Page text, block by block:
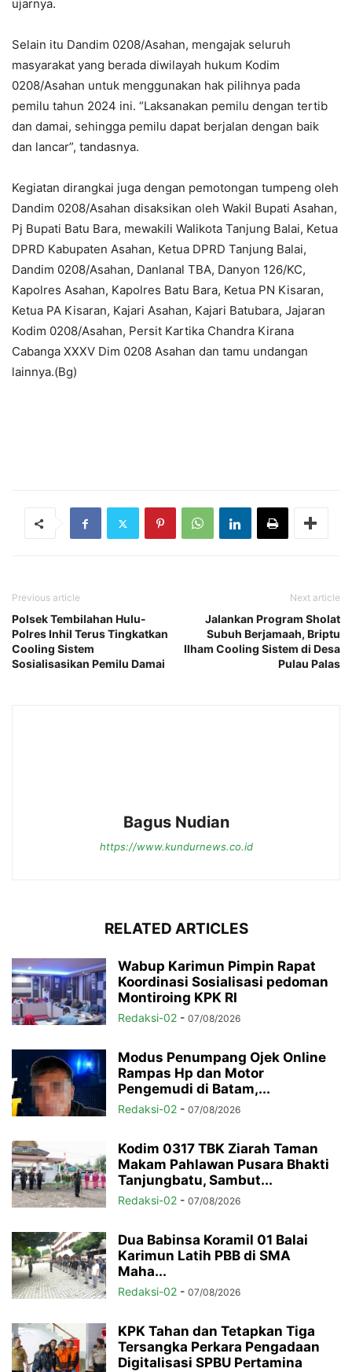
ujarnya.
Selain itu Dandim 0208/Asahan, mengajak seluruh
masyarakat yang berada diwilayah hukum Kodim
0208/Asahan untuk menggunakan hak pilihnya pada
pemilu tahun 2024 ini. “Laksanakan pemilu dengan tertib
dan damai, sehingga pemilu dapat berjalan dengan baik
dan lancar”, tandasnya.
Kegiatan dirangkai juga dengan pemotongan tumpeng oleh
Dandim 0208/Asahan disaksikan oleh Wakil Bupati Asahan,
Pj Bupati Batu Bara, mewakili Walikota Tanjung Balai, Ketua
DPRD Kabupaten Asahan, Ketua DPRD Tanjung Balai,
Dandim 0208/Asahan, Danlanal TBA, Danyon 126/KC,
Kapolres Asahan, Kapolres Batu Bara, Ketua PN Kisaran,
Ketua PA Kisaran, Kajari Asahan, Kajari Batubara, Jajaran
Kodim 0208/Asahan, Persit Kartika Chandra Kirana
Cabanga XXXV Dim 0208 Asahan dan tamu undangan
lainnya.(Bg)
Previous article
Polsek Tembilahan Hulu-
Polres Inhil Terus Tingkatkan
Cooling Sistem
Sosialisasikan Pemilu Damai
Next article
Jalankan Program Sholat
Subuh Berjamaah, Briptu
Ilham Cooling Sistem di Desa
Pulau Palas
Bagus Nudian
https://www.kundurnews.co.id
RELATED ARTICLES
Wabup Karimun Pimpin Rapat
Koordinasi Sosialisasi pedoman
Montiroing KPK RI
Redaksi-02 - 07/08/2026
Modus Penumpang Ojek Online
Rampas Hp dan Motor
Pengemudi di Batam,...
Redaksi-02 - 07/08/2026
Kodim 0317 TBK Ziarah Taman
Makam Pahlawan Pusara Bhakti
Tanjungbatu, Sambut...
Redaksi-02 - 07/08/2026
Dua Babinsa Koramil 01 Balai
Karimun Latih PBB di SMA
Maha...
Redaksi-02 - 07/08/2026
KPK Tahan dan Tetapkan Tiga
Tersangka Perkara Pengadaan
Digitalisasi SPBU Pertamina